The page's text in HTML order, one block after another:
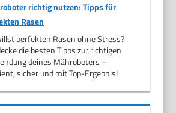
richtig nutzen: Tipps für
Rasen
perfekten Rasen ohne Stress?
die besten Tipps zur richtigen
deines Mähroboters –
sicher und mit Top-Ergebnis!